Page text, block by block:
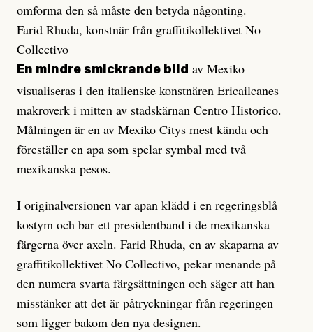
omforma den så måste den betyda någonting.
Farid Rhuda, konstnär från graffitikollektivet No
Collectivo
En mindre smickrande bild av Mexi­­­ko
visualiseras i den italienske konst­nären Ericailcanes
makroverk i mit­ten av stadskärnan Centro Historico.
Målningen är en av Mexiko Citys mest kända och
föreställer en apa som spelar symbal med två
mexikanska pesos.
I originalversionen var apan klädd i en rege­ringsblå
kostym och bar ett presidentband i de mexikanska
färgerna över axeln. Farid Rhuda, en av skaparna av
gra­ffitikollektivet No Collectivo, pekar menande på
den numera svarta färgsättningen och säger att han
misstänker att det är påtryckningar från regeringen
som ligger bakom den nya designen.